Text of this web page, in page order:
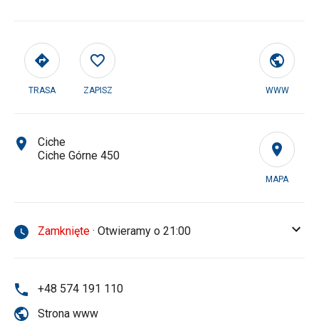
TRASA ZAPISZ WWW
MAPA
Ciche
Ciche Górne 450
Zamknięte · Otwieramy o 21:00
+48 574 191 110
Strona www